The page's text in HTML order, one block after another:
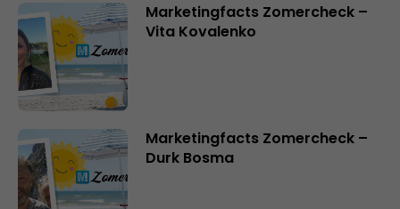
Marketingfacts Zomercheck –
Vita Kovalenko
Marketingfacts Zomercheck –
Durk Bosma